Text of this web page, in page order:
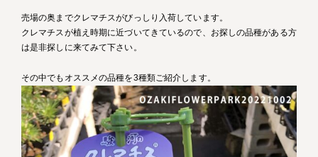
売場の奥までクレマチスがびっしり入荷しています。
クレマチスが植え時期に近づいてきているので、お探しの品種がある方
は是非探しに来てみて下さい。
その中でもオススメの品種を3種類ご紹介します。